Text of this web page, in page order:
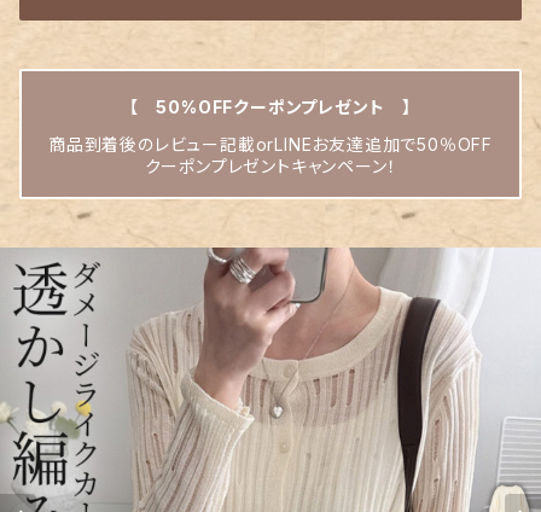
【 50%OFFクーポンプレゼント 】
商品到着後のレビュー記載orLINEお友達追加で50％OFF
クーポンプレゼントキャンペーン！